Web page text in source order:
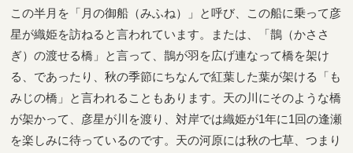
この半月を「月の御船（みふね）」と呼び、この船に乗って彦
星が織姫を訪ねると言われています。または、「鵲（かささ
ぎ）の渡せる橋」と言って、鵲が羽を広げ連なって橋を架け
る、であったり、秋の季節にちなんで紅葉した葉が架ける「も
みじの橋」と言われることもあります。天の川にそのような橋
が架かって、彦星が川を渡り、対岸では織姫が1年に1回の逢瀬
を楽しみに待っているのです。天の河原には秋の七草、つまり